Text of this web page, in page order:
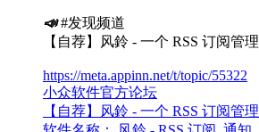
📣#发现频道
【自荐】风鈴 - 一个 RSS 订阅管
https://meta.appinn.net/t/topic/55322
小众软件官方论坛
【自荐】风鈴 - 一个 RSS 订阅管